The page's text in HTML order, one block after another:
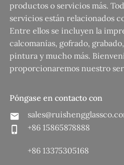
productos o servicios más.
servicios están relacionados
Entre ellos se incluyen la
calcomanías, gofrado,
pintura y mucho más.
proporcionaremos nuestro
Póngase en contacto con
+86 15865878888
+86 13375305168